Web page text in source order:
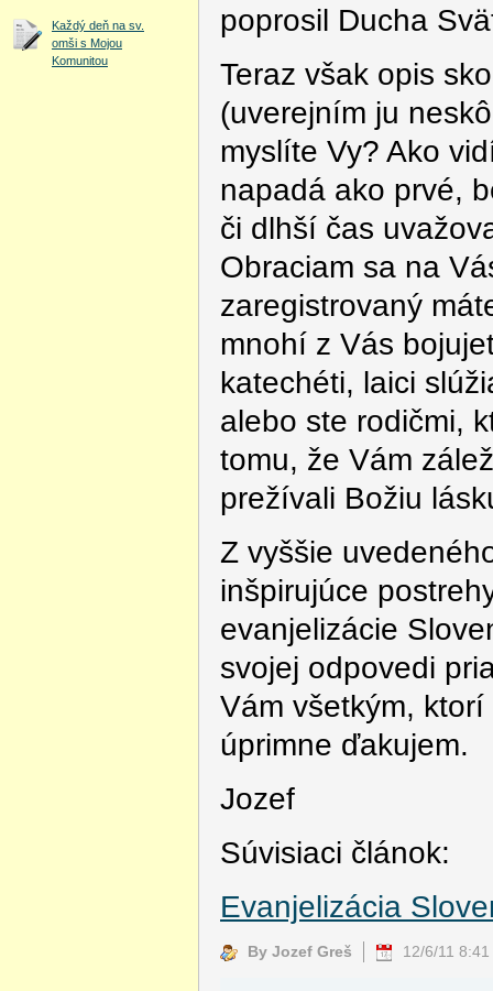
poprosil Ducha
Teraz však opis
(uverejním ju
myslíte Vy? Ako
napadá ako prvé,
či dlhší čas
Obraciam sa na
zaregistrovaný
mnohí z Vás
katechéti, laici
alebo ste rodičmi,
tomu, že Vám
prežívali Božiu
Z vyššie
inšpirujúce
evanjelizácie
svojej odpovedi
Vám všetkým,
úprimne ďakujem.
Jozef
Súvisiaci článok:
Evanjelizácia
By Jozef Greš 12/6/11 8:41
Každý deň na sv.
omši s Mojou
Komunitou